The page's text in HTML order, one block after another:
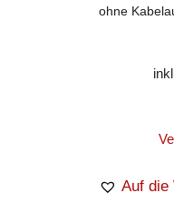
ohne
Auf die